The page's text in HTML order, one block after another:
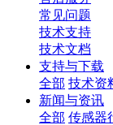
常见问题
技术支持
技术文档
支持与下载
全部 技术资
新闻与资讯
全部 传感器